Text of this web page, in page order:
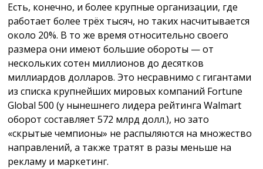
Есть, конечно, и более крупные организации, где
работает более трёх тысяч, но таких насчитывается
около 20%. В то же время относительно своего
размера они имеют большие обороты — от
нескольких сотен миллионов до десятков
миллиардов долларов. Это несравнимо с гигантами
из списка крупнейших мировых компаний Fortune
Global 500 (у нынешнего лидера рейтинга Walmart
оборот составляет 572 млрд долл.), но зато
«скрытые чемпионы» не распыляются на множество
направлений, а также тратят в разы меньше на
рекламу и маркетинг.